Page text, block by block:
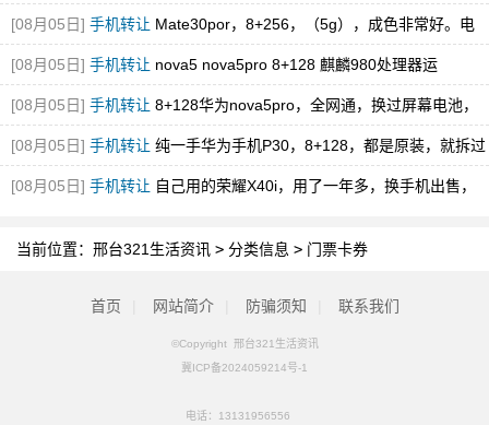
➕51
[08月05日] 手机转让 Mate30por，8+256，（5g），成色非常好。电
池9
[08月05日] 手机转让 nova5 nova5pro 8+128 麒麟980处理器运
[08月05日] 手机转让 8+128华为nova5pro，全网通，换过屏幕电池，
九成新
[08月05日] 手机转让 纯一手华为手机P30，8+128，都是原装，就拆过
一次后盖，
[08月05日] 手机转让 自己用的荣耀X40i，用了一年多，换手机出售，
当前位置： 邢台321生活资讯 > 分类信息 > 门票卡券
首页 网站简介 防骗须知 联系我们
©Copyright 邢台321生活资讯
冀ICP备2024059214号-1
电话： 13131956556